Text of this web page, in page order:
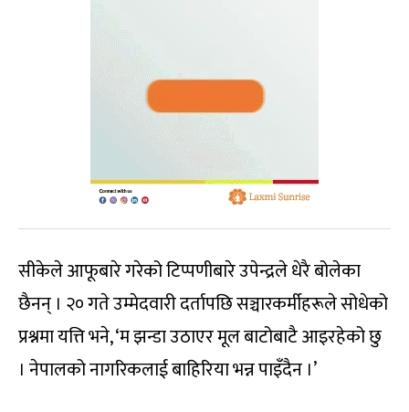
सीकेले आफूबारे गरेको टिप्पणीबारे उपेन्द्रले धेरै बोलेका
छैनन् । २० गते उम्मेदवारी दर्तापछि सञ्चारकर्मीहरूले सोधेको
प्रश्नमा यत्ति भने, ‘म झन्डा उठाएर मूल बाटोबाटै आइरहेको छु
। नेपालको नागरिकलाई बाहिरिया भन्न पाइँदैन ।’